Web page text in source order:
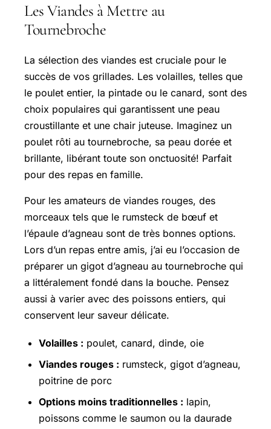
Les Viandes à Mettre au
Tournebroche
La sélection des viandes est cruciale pour le
succès de vos grillades. Les volailles, telles que
le poulet entier, la pintade ou le canard, sont des
choix populaires qui garantissent une peau
croustillante et une chair juteuse. Imaginez un
poulet rôti au tournebroche, sa peau dorée et
brillante, libérant toute son onctuosité! Parfait
pour des repas en famille.
Pour les amateurs de viandes rouges, des
morceaux tels que le rumsteck de bœuf et
l’épaule d’agneau sont de très bonnes options.
Lors d’un repas entre amis, j’ai eu l’occasion de
préparer un gigot d’agneau au tournebroche qui
a littéralement fondé dans la bouche. Pensez
aussi à varier avec des poissons entiers, qui
conservent leur saveur délicate.
Volailles : poulet, canard, dinde, oie
Viandes rouges : rumsteck, gigot d’agneau,
poitrine de porc
Options moins traditionnelles : lapin,
poissons comme le saumon ou la daurade